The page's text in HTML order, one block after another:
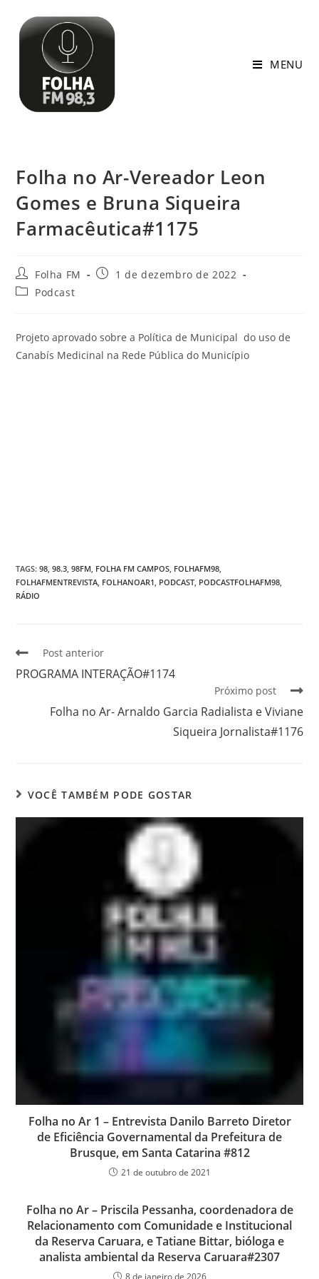
MENU
Folha no Ar-Vereador Leon
Gomes e Bruna Siqueira
Farmacêutica#1175
Folha FM
1 de dezembro de 2022
Podcast
Projeto aprovado sobre a Política de Municipal do uso de
Canabís Medicinal na Rede Pública do Município
TAGS:98 98.3 98FM FOLHA FM CAMPOS FOLHAFM98
FOLHAFMENTREVISTA FOLHANOAR1 PODCAST PODCASTFOLHAFM98
RÁDIO
Post anterior
PROGRAMA INTERAÇÃO#1174
Próximo post
Folha no Ar- Arnaldo Garcia Radialista e Viviane
Siqueira Jornalista#1176
VOCÊ TAMBÉM PODE GOSTAR
Folha no Ar 1 – Entrevista Danilo Barreto Diretor
de Eficiência Governamental da Prefeitura de
Brusque, em Santa Catarina #812
21 de outubro de 2021
Folha no Ar – Priscila Pessanha, coordenadora de
Relacionamento com Comunidade e Institucional
da Reserva Caruara, e Tatiane Bittar, bióloga e
analista ambiental da Reserva Caruara#2307
8 de janeiro de 2026